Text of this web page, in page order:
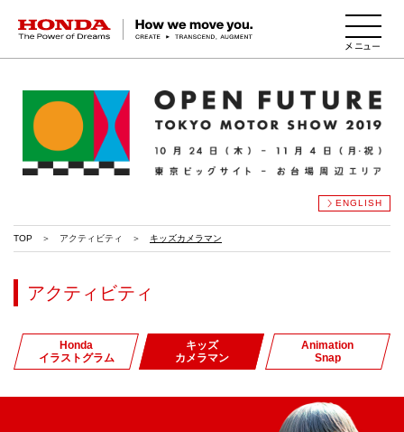
HONDA The Power of Dreams
ENGLISH
TOP アクティビティ キッズカメラマン
アクティビティ
Honda
イラストグラム
キッズ
カメラマン
Animation
Snap